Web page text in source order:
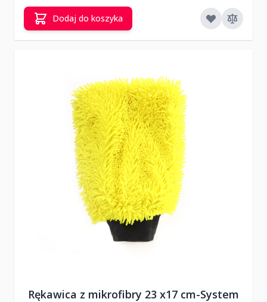
Dodaj do koszyka
Rękawica z mikrofibry 23 x17 cm-System